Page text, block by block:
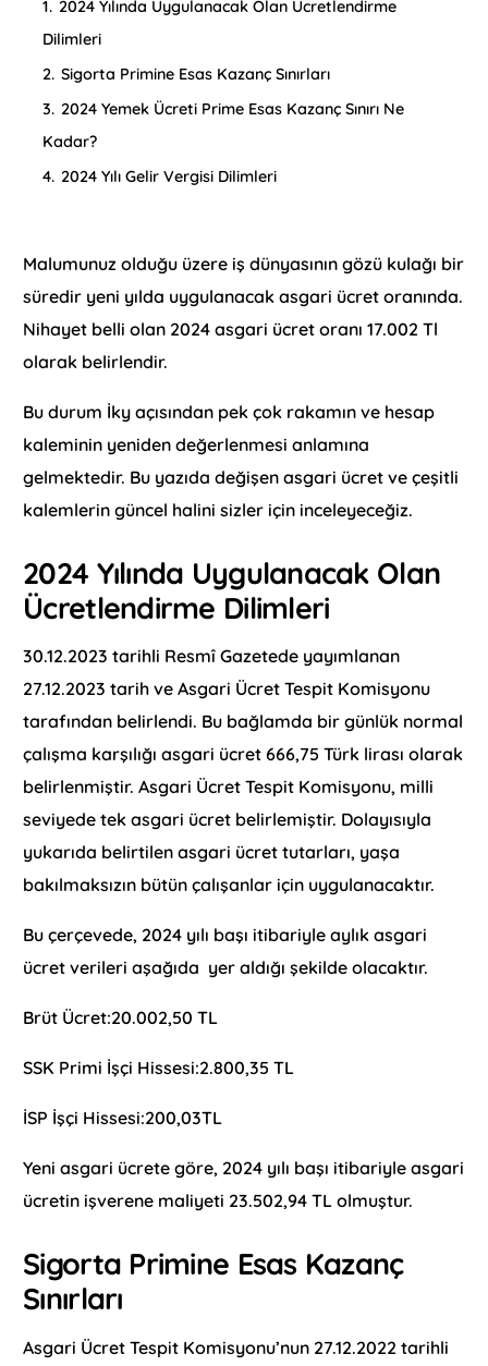
1. 2024 Yılında Uygulanacak Olan Ücretlendirme
Dilimleri
2. Sigorta Primine Esas Kazanç Sınırları
3. 2024 Yemek Ücreti Prime Esas Kazanç Sınırı Ne
Kadar?
4. 2024 Yılı Gelir Vergisi Dilimleri
Malumunuz olduğu üzere iş dünyasının gözü kulağı bir
süredir yeni yılda uygulanacak asgari ücret oranında.
Nihayet belli olan 2024 asgari ücret oranı 17.002 Tl
olarak belirlendir.
Bu durum İky açısından pek çok rakamın ve hesap
kaleminin yeniden değerlenmesi anlamına
gelmektedir. Bu yazıda değişen asgari ücret ve çeşitli
kalemlerin güncel halini sizler için inceleyeceğiz.
2024 Yılında Uygulanacak Olan
Ücretlendirme Dilimleri
30.12.2023 tarihli Resmî Gazetede yayımlanan
27.12.2023 tarih ve Asgari Ücret Tespit Komisyonu
tarafından belirlendi. Bu bağlamda bir günlük normal
çalışma karşılığı asgari ücret 666,75 Türk lirası olarak
belirlenmiştir. Asgari Ücret Tespit Komisyonu, milli
seviyede tek asgari ücret belirlemiştir. Dolayısıyla
yukarıda belirtilen asgari ücret tutarları, yaşa
bakılmaksızın bütün çalışanlar için uygulanacaktır.
Bu çerçevede, 2024 yılı başı itibariyle aylık asgari
ücret verileri aşağıda yer aldığı şekilde olacaktır.
Brüt Ücret:20.002,50 TL
SSK Primi İşçi Hissesi:2.800,35 TL
İSP İşçi Hissesi:200,03TL
Yeni asgari ücrete göre, 2024 yılı başı itibariyle asgari
ücretin işverene maliyeti 23.502,94 TL olmuştur.
Sigorta Primine Esas Kazanç
Sınırları
Asgari Ücret Tespit Komisyonu’nun 27.12.2022 tarihli